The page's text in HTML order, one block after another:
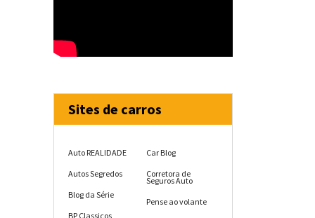
Sites de carros
Auto REALIDADE
Autos Segredos
Blog da Série
BP Classicos
Car Blog
Corretora de
Seguros Auto
Pense ao volante